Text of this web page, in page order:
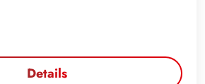
Details